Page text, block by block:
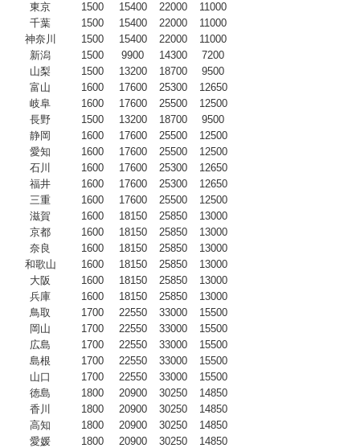
東京
1500 15400 22000
11000
千葉
1500 15400 22000
11000
神奈川
1500 15400 22000
11000
新潟
1500 9900 14300
7200
山梨
1500 13200 18700
9500
富山
1600 17600 25300
12650
岐阜
1600 17600 25500
12500
長野
1500 13200 18700
9500
静岡
1600 17600 25500
12500
愛知
1600 17600 25500
12500
石川
1600 17600 25300
12650
福井
1600 17600 25300
12650
三重
1600 17600 25500
12500
滋賀
1600 18150 25850
13000
京都
1600 18150 25850
13000
奈良
1600 18150 25850
13000
和歌山
1600 18150 25850
13000
大阪
1600 18150 25850
13000
兵庫
1600 18150 25850
13000
鳥取
1700 22550 33000
15500
岡山
1700 22550 33000
15500
広島
1700 22550 33000
15500
島根
1700 22550 33000
15500
山口
1700 22550 33000
15500
徳島
1800 20900 30250
14850
香川
1800 20900 30250
14850
高知
1800 20900 30250
14850
愛媛
1800 20900 30250
14850